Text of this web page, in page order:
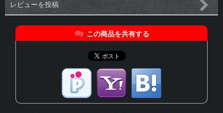
レビューを投稿
この商品を共有する